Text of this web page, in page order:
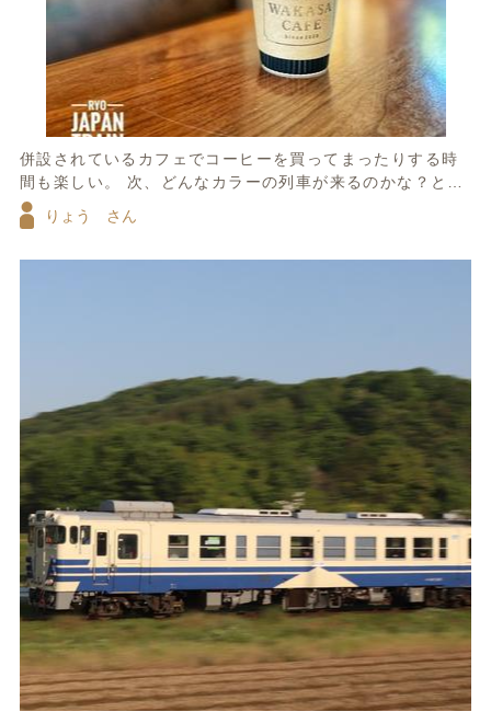
併設されているカフェでコーヒーを買ってまったりする時
間も楽しい。 次、どんなカラーの列車が来るのかな？と想
像しながら外を眺める。 列車に乗らずとも、駅にいること
自体が楽しくなる若桜駅はお気に入りの駅！
りょう さん